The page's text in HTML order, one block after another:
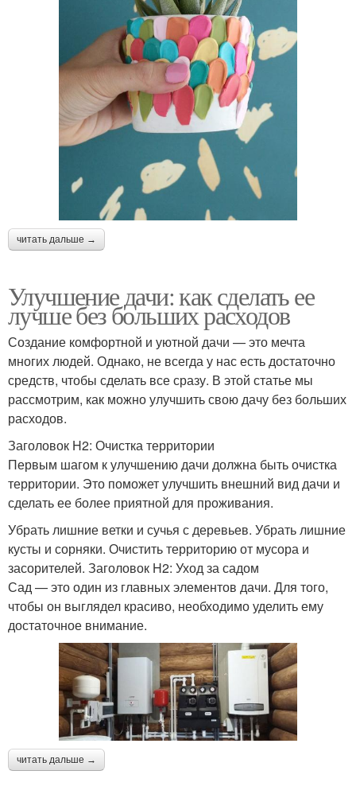
читать дальше →
Улучшение дачи: как сделать ее
лучше без больших расходов
Создание комфортной и уютной дачи — это мечта
многих людей. Однако, не всегда у нас есть достаточно
средств, чтобы сделать все сразу. В этой статье мы
рассмотрим, как можно улучшить свою дачу без больших
расходов.
Заголовок H2: Очистка территории
Первым шагом к улучшению дачи должна быть очистка
территории. Это поможет улучшить внешний вид дачи и
сделать ее более приятной для проживания.
Убрать лишние ветки и сучья с деревьев. Убрать лишние
кусты и сорняки. Очистить территорию от мусора и
засорителей. Заголовок H2: Уход за садом
Сад — это один из главных элементов дачи. Для того,
чтобы он выглядел красиво, необходимо уделить ему
достаточное внимание.
читать дальше →